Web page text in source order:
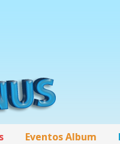
Eventos Album